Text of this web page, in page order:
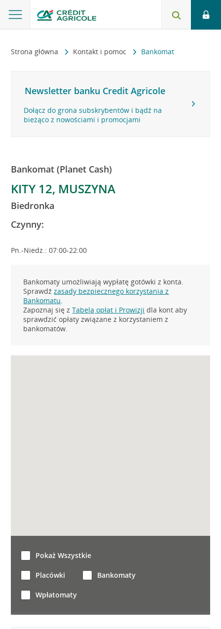
Strona główna Kontakt i pomoc Bankomat
Newsletter banku Credit Agricole
Dołącz do grona subskrybentów i bądź na
bieżąco z nowościami i promocjami
Bankomat (Planet Cash)
KITY 12, MUSZYNA
Biedronka
Czynny:
Pn.-Niedz.: 07:00-22:00
Bankomaty umożliwiają wypłatę gotówki z konta.
Sprawdźzasady bezpiecznego korzystania z
Bankomatu.
Zapoznaj się zTabelą opłat i Prowizji dla kont aby
sprawdzić opłaty związane z korzystaniem z
bankomatów.
Pokaż Wszystkie
Placówki Bankomaty
Wpłatomaty